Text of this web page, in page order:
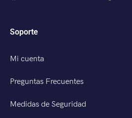
Soporte
Mi cuenta
Preguntas Frecuentes
Medidas de Seguridad